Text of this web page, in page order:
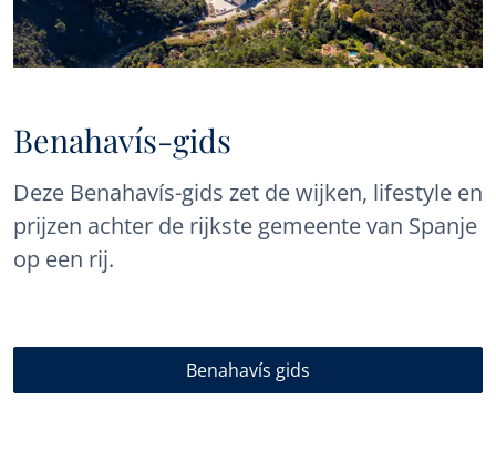
Benahavís-gids
Deze Benahavís-gids zet de wijken, lifestyle en
prijzen achter de rijkste gemeente van Spanje
op een rij.
Benahavís gids